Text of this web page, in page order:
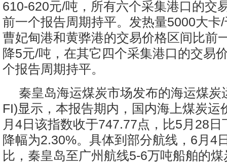
610-620元/吨，所有六个采集港口的交
前一个报告周期持平。发热量5000大卡
曹妃甸港和黄骅港的交易价格区间比前
降5元/吨，在其它四个采集港口的交易
个报告周期持平。
秦皇岛海运煤炭市场发布的海运煤炭
FI)显示，本报告期内，国内海上煤炭运
月4日该指数收于747.77点，比5月28
降幅为2.30%。具体到部分航线，6月4
比，秦皇岛至广州航线5-6万吨船舶的